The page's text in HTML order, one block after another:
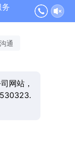
通
网站，